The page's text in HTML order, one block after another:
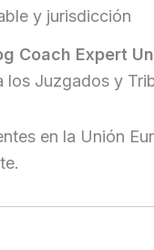
y jurisdicción
Coach Expert
los Juzgados y
en la Unión